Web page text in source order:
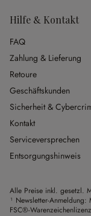
Hilfe & Kontakt
FAQ
Zahlung & Lieferung
Retoure
Geschäftskunden
Sicherheit &
Kontakt
Serviceversprechen
Entsorgungshinweis
Alle Preise inkl. gesetzl.
¹ Newsletter-
FSC®-